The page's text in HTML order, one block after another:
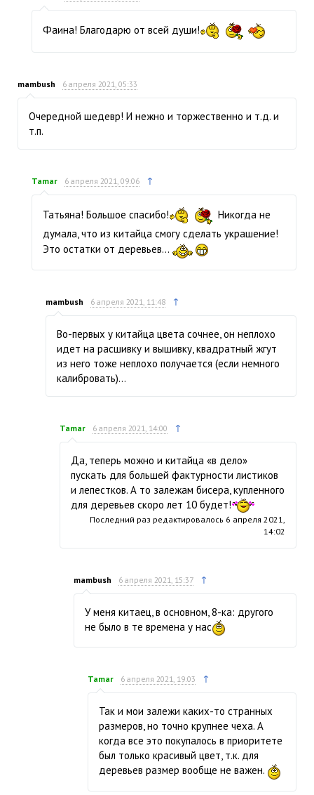
Фаина! Благодарю от всей души!
mambush 6 апреля 2021, 05:33
Очередной шедевр! И нежно и торжественно и т.д. и
т.п.
Tamar 6 апреля 2021, 09:06 ↑
Татьяна! Большое спасибо!
Никогда не
думала, что из китайца смогу сделать украшение!
Это остатки от деревьев...
mambush 6 апреля 2021, 11:48 ↑
Во-первых у китайца цвета сочнее, он неплохо
идет на расшивку и вышивку, квадратный жгут
из него тоже неплохо получается (если немного
калибровать)…
Tamar 6 апреля 2021, 14:00 ↑
Да, теперь можно и китайца «в дело»
пускать для большей фактурности листиков
и лепестков. А то залежам бисера, купленного
для деревьев скоро лет 10 будет!
Последний раз редактировалось 6 апреля 2021,
14:02
mambush 6 апреля 2021, 15:37 ↑
У меня китаец, в основном, 8-ка: другого
не было в те времена у нас
Tamar 6 апреля 2021, 19:03 ↑
Так и мои залежи каких-то странных
размеров, но точно крупнее чеха. А
когда все это покупалось в приоритете
был только красивый цвет, т.к. для
деревьев размер вообще не важен.